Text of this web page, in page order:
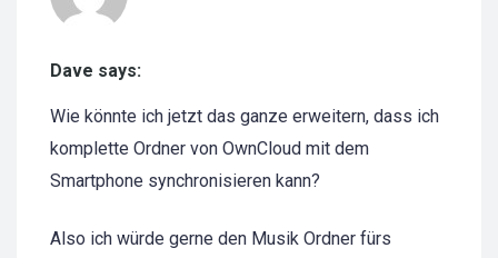
Dave says:
Wie könnte ich jetzt das ganze erweitern, dass ich
komplette Ordner von OwnCloud mit dem
Smartphone synchronisieren kann?
Also ich würde gerne den Musik Ordner fürs